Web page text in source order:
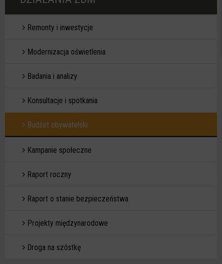
Remonty i inwestycje
Modernizacja oświetlenia
Badania i analizy
Konsultacje i spotkania
Budżet obywatelski
Kampanie społeczne
Raport roczny
Raport o stanie bezpieczeństwa
Projekty międzynarodowe
Droga na szóstkę